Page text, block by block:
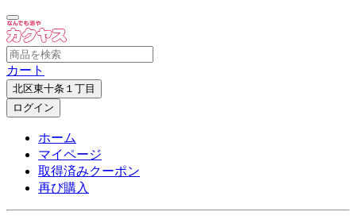
カート
北区東十条１丁目
ログイン
ホーム
マイページ
取得済みクーポン
再び購入